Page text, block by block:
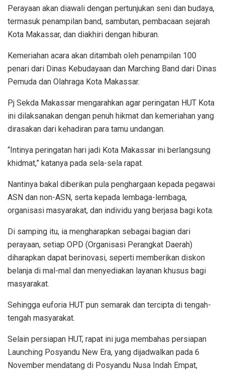
Perayaan akan diawali dengan pertunjukan seni dan budaya,
termasuk penampilan band, sambutan, pembacaan sejarah
Kota Makassar, dan diakhiri dengan hiburan.
Kemeriahan acara akan ditambah oleh penampilan 100
penari dari Dinas Kebudayaan dan Marching Band dari Dinas
Pemuda dan Olahraga Kota Makassar.
Pj Sekda Makassar mengarahkan agar peringatan HUT Kota
ini dilaksanakan dengan penuh hikmat dan kemeriahan yang
dirasakan dari kehadiran para tamu undangan.
“Intinya peringatan hari jadi Kota Makassar ini berlangsung
khidmat,” katanya pada sela-sela rapat.
Nantinya bakal diberikan pula penghargaan kepada pegawai
ASN dan non-ASN, serta kepada lembaga-lembaga,
organisasi masyarakat, dan individu yang berjasa bagi kota.
Di samping itu, ia mengharapkan sebagai bagian dari
perayaan, setiap OPD (Organisasi Perangkat Daerah)
diharapkan dapat berinovasi, seperti memberikan diskon
belanja di mal-mal dan menyediakan layanan khusus bagi
masyarakat.
Sehingga euforia HUT pun semarak dan tercipta di tengah-
tengah masyarakat.
Selain persiapan HUT, rapat ini juga membahas persiapan
Launching Posyandu New Era, yang dijadwalkan pada 6
November mendatang di Posyandu Nusa Indah Empat,